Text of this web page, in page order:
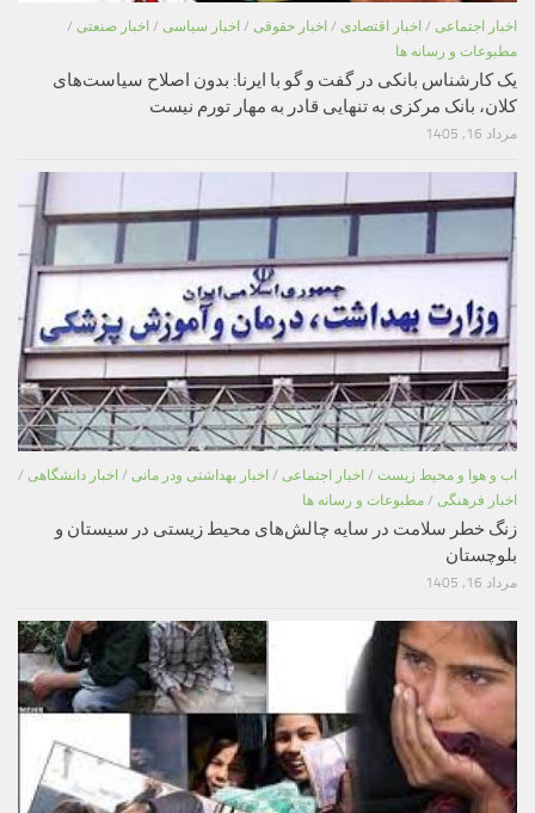
اخبار اجتماعی / اخبار اقتصادی / اخبار حقوقی / اخبار سیاسی / اخبار صنعتی /
مطبوعات و رسانه ها
یک کارشناس بانکی در گفت و گو با ایرنا: بدون اصلاح سیاست‌های
کلان، بانک مرکزی به تنهایی قادر به مهار تورم نیست
مرداد 16, 1405
اب و هوا و محیط زیست / اخبار اجتماعی / اخبار بهداشتی ودر مانی / اخبار دانشگاهی /
اخبار فرهنگی / مطبوعات و رسانه ها
زنگ خطر سلامت در سایه چالش‌های محیط زیستی در سیستان و
بلوچستان
مرداد 16, 1405